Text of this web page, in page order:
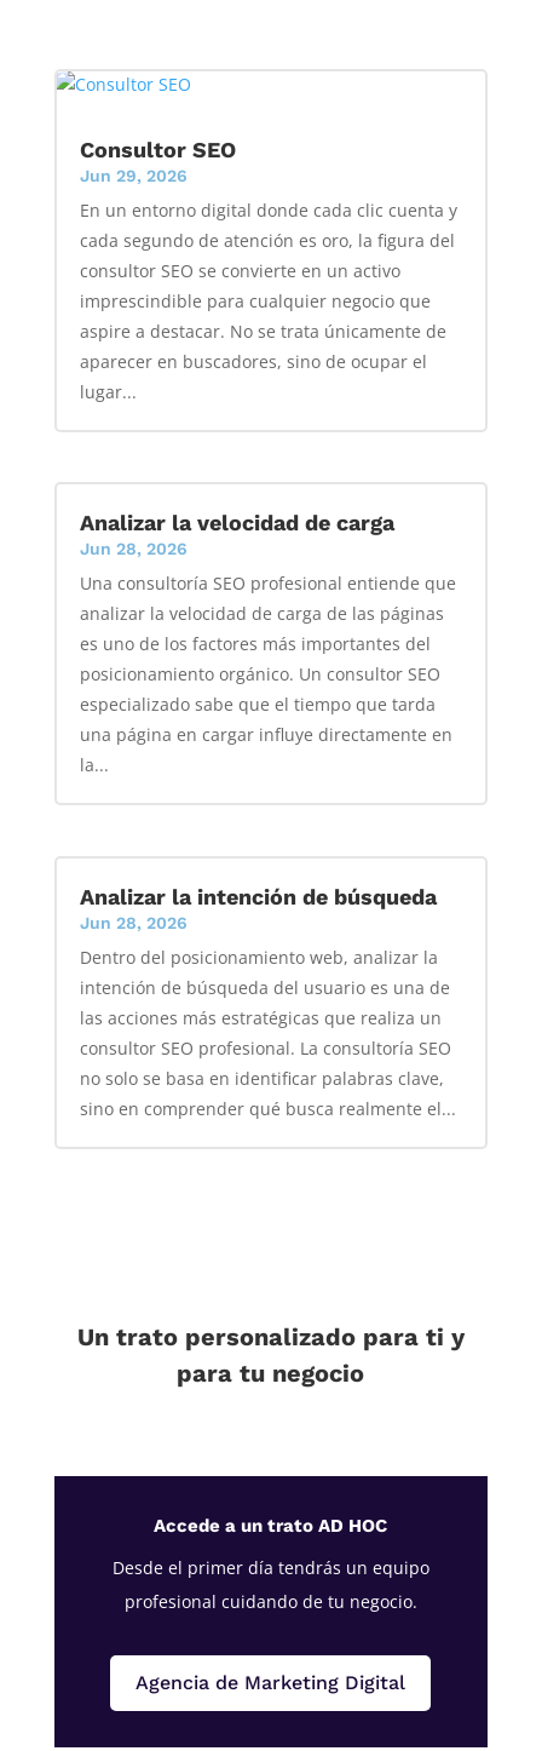
Consultor SEO
Jun 29, 2026
En un entorno digital donde cada clic cuenta y
cada segundo de atención es oro, la figura del
consultor SEO se convierte en un activo
imprescindible para cualquier negocio que
aspire a destacar. No se trata únicamente de
aparecer en buscadores, sino de ocupar el
lugar...
Analizar la velocidad de carga
Jun 28, 2026
Una consultoría SEO profesional entiende que
analizar la velocidad de carga de las páginas
es uno de los factores más importantes del
posicionamiento orgánico. Un consultor SEO
especializado sabe que el tiempo que tarda
una página en cargar influye directamente en
la...
Analizar la intención de búsqueda
Jun 28, 2026
Dentro del posicionamiento web, analizar la
intención de búsqueda del usuario es una de
las acciones más estratégicas que realiza un
consultor SEO profesional. La consultoría SEO
no solo se basa en identificar palabras clave,
sino en comprender qué busca realmente el...
Un trato personalizado para ti y
para tu negocio
Accede a un trato AD HOC
Desde el primer día tendrás un equipo
profesional cuidando de tu negocio.
Agencia de Marketing Digital